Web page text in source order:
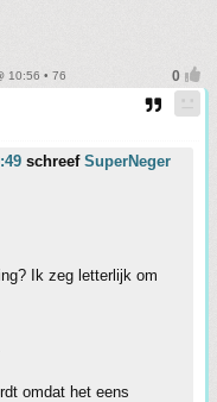
10:56 • 76
schreef SuperNeger
Ik zeg letterlijk om
omdat het eens